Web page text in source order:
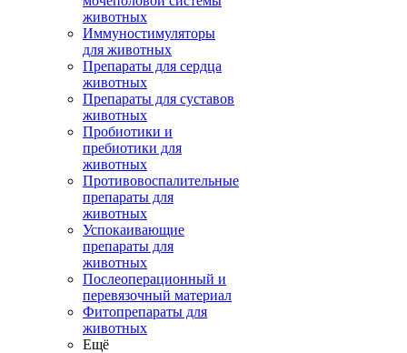
животных
Иммуностимуляторы
для животных
Препараты для сердца
животных
Препараты для суставов
животных
Пробиотики и
пребиотики для
животных
Противовоспалительные
препараты для
животных
Успокаивающие
препараты для
животных
Послеоперационный и
перевязочный материал
Фитопрепараты для
животных
Ещё